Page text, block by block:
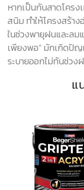
หากเป็นกันสาดโครง
สนิม ทำให้โครงสร้า
ในช่วงพายุฝนและลม
เพียงพอ” มักเกิดปัญ
ระบายออกไม่ทันช่ว
แ